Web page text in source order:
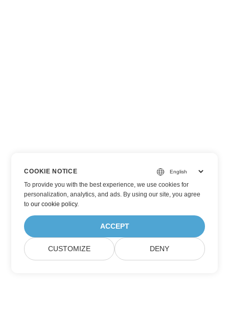
COOKIE NOTICE
To provide you with the best experience, we use cookies for
personalization, analytics, and ads. By using our site, you agree
toour cookie policy.
ACCEPT
CUSTOMIZE DENY